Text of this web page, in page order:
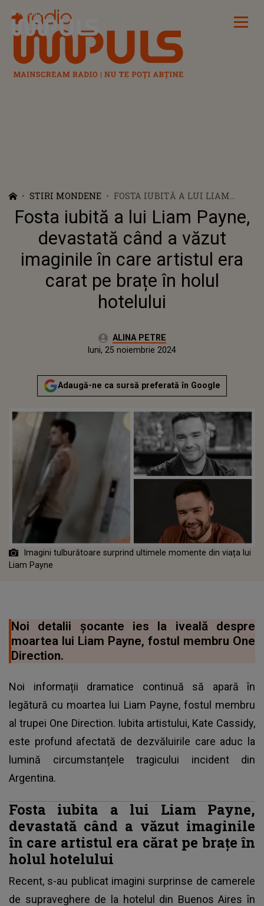
Radio Impuls
STIRI MONDENE
FOSTA IUBITĂ A LUI LIAM
PAYNE, DEVASTATĂ CÂND A
VĂZUT IMAGINILE ÎN CARE
ARTISTUL ERA CARAT PE BRAȚE
ÎN HOLUL HOTELULUI
Fosta iubită a lui Liam Payne,
devastată când a văzut
imaginile în care artistul era
carat pe brațe în holul
hotelului
Autor:ALINA PETRE
luni, 25 noiembrie 2024Actualizat:
luni, 25 noiembrie 2024
Adaugă-ne ca sursă preferată în Google
Imagini tulburătoare surprind ultimele momente din viața lui
Liam Payne
Noi detalii șocante ies la iveală despre
moartea lui Liam Payne, fostul membru One
Direction.
Noi informații dramatice continuă să apară în
legătură cu moartea lui Liam Payne, fostul membru
al trupei One Direction. Iubita artistului, Kate Cassidy,
este profund afectată de dezvăluirile care aduc la
lumină circumstanțele tragicului incident din
Argentina.
Fosta iubita a lui Liam Payne,
devastată când a văzut imaginile
în care artistul era cărat pe brațe în
holul hotelului
Recent, s-au publicat imagini surprinse de camerele
de supraveghere de la hotelul din Buenos Aires în